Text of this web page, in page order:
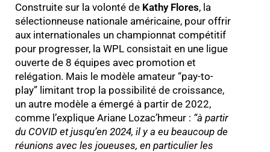
Construite sur la volonté de Kathy Flores, la
sélectionneuse nationale américaine, pour offrir
aux internationales un championnat compétitif
pour progresser, la WPL consistait en une ligue
ouverte de 8 équipes avec promotion et
relégation. Mais le modèle amateur “pay-to-
play” limitant trop la possibilité de croissance,
un autre modèle a émergé à partir de 2022,
comme l’explique Ariane Lozac’hmeur : “à partir
du COVID et jusqu’en 2024, il y a eu beaucoup de
réunions avec les joueuses, en particulier les